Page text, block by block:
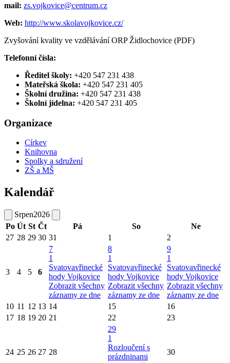
mail: zs.vojkovice@centrum.cz
Web: http://www.skolavojkovice.cz/
Zvyšování kvality ve vzdělávání ORP Židlochovice (PDF)
Telefonní čísla:
Ředitel školy: +420 547 231 438
Mateřská škola: +420 547 231 405
Školní družina: +420 547 231 438
Školní jídelna: +420 547 231 405
Organizace
Církev
Knihovna
Spolky a sdružení
ZŠ a MŠ
Kalendář
Srpen2026
Po Út St Čt Pá So
Ne
27 28 29 30 31 1 2
3 4 5 6
7
1
Svatovavřinecké
hody Vojkovice
Zobrazit všechny
záznamy ze dne
8
1
Svatovavřinecké
hody Vojkovice
Zobrazit všechny
záznamy ze dne
9
1
Svatovavřinecké
hody Vojkovice
Zobrazit všechny
záznamy ze dne
10 11 12 13 14 15
16
17 18 19 20 21 22 23
24 25 26 27 28
29
1
Rozloučení s
prázdninami
30